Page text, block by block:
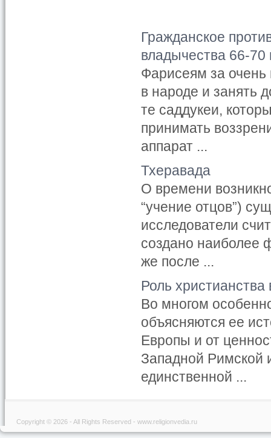
Гражданское
владычества 66-70
Фарисеям за очень
в народе и занять
те саддукеи,
принимать
аппарат ...
Тхеравада
О времени
“учение отцов”)
исследователи
создано наиболее
же после ...
Роль
Во многом
объясняются ее
Европы и от
Западной Римской
единственной ...
Copyright © 2026 - All Rights Reserved - www.religionvedia.ru